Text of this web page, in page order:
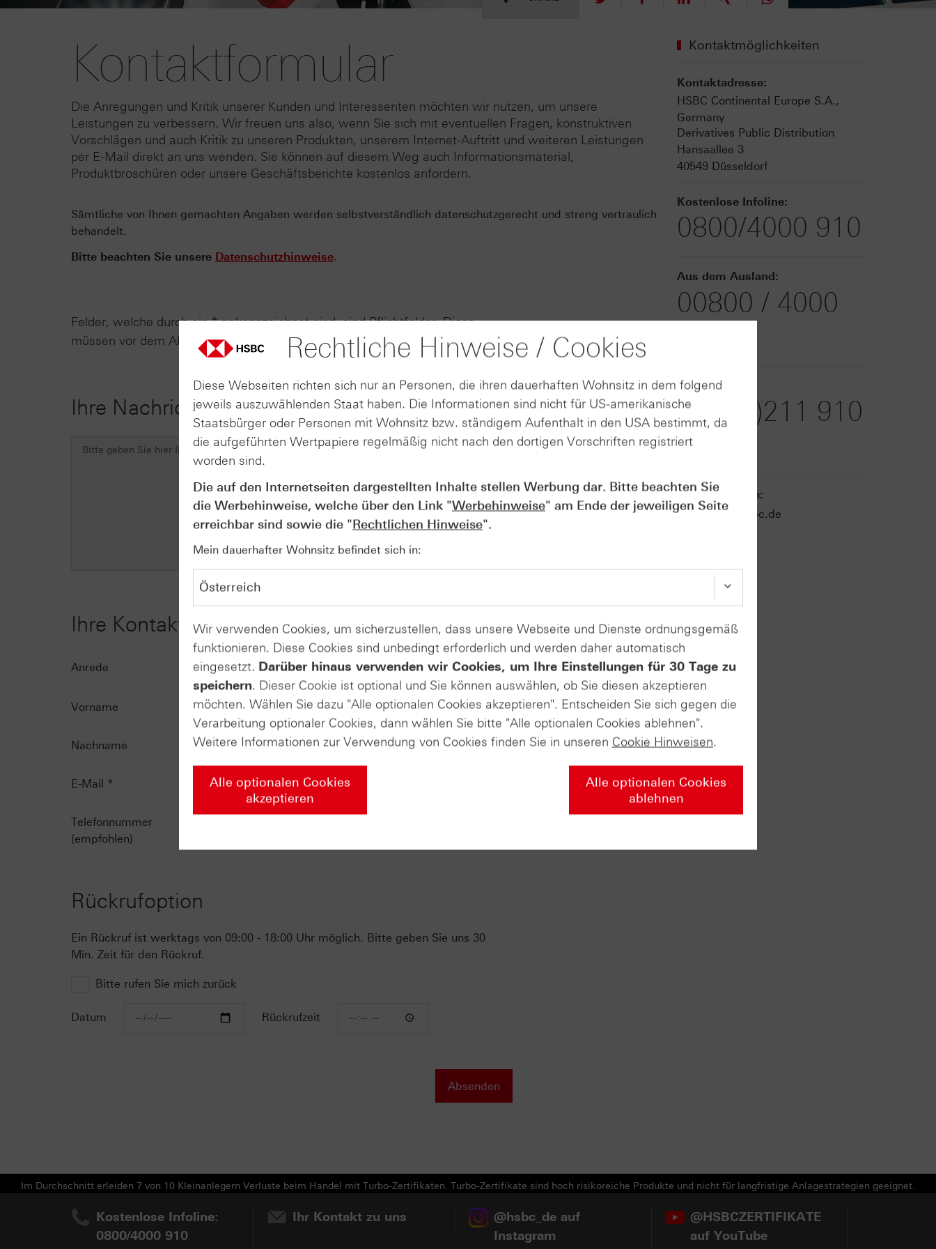
Kontaktformular
Die Anregungen und Kritik unserer Kunden und Interessenten möchten wir nutzen, um unsere
Leistungen zu verbessern. Wir freuen uns also, wenn Sie sich mit eventuellen Fragen, konstruktiven
Vorschlägen und auch Kritik zu unseren Produkten, unserem Internet-Auftritt und weiteren Leistungen
per E-Mail direkt an uns wenden. Sie können auf diesem Weg auch Informationsmaterial,
Produktbroschüren oder unsere Geschäftsberichte kostenlos anfordern.
Sämtliche von Ihnen gemachten Angaben werden selbstverständlich datenschutzgerecht und streng vertraulich
behandelt.
Bitte beachten Sie unsere Datenschutzhinweise.
Felder, welche durch ein * gekennzeichnet sind, sind Pflichtfelder. Diese
müssen vor dem Absenden des Formulars ausgefüllt werden.
Ihre Nachricht
Ihre Kontaktdaten
Anrede
Vorname
Nachname
E-Mail *
Telefonnummer
(empfohlen)
Rückrufoption
Ein Rückruf ist werktags von 09:00 - 18:00 Uhr möglich. Bitte geben Sie uns 30
Min. Zeit für den Rückruf.
Bitte rufen Sie mich zurück
Datum Rückrufzeit
Kontaktmöglichkeiten
Kontaktadresse:
HSBC Continental Europe S.A.,
Germany
Derivatives Public Distribution
Hansaallee 3
40549 Düsseldorf
Kostenlose Infoline:
0800/4000 910
Aus dem Ausland:
00800 / 4000
Telefax:
+49 (0)211 910
91936
E-Mail-Adresse:
zertifikate@hsbc.de
Im Durchschnitt erleiden 7 von 10 Kleinanlegern Verluste beim Handel mit Turbo-Zertifikaten. Turbo-Zertifikate sind hoch risikoreiche Produkte und nicht für langfristige Anlagestrategien geeignet.
Kostenlose Infoline:
0800/4000 910
Ihr Kontakt zu uns
@hsbc_de auf
Instagram
@HSBCZERTIFIKATE
auf YouTube
Rechtliche Hinweise / Cookies
Diese Webseiten richten sich nur an Personen, die ihren dauerhaften Wohnsitz in dem folgend
jeweils auszuwählenden Staat haben. Die Informationen sind nicht für US-amerikanische
Staatsbürger oder Personen mit Wohnsitz bzw. ständigem Aufenthalt in den USA bestimmt, da
die aufgeführten Wertpapiere regelmäßig nicht nach den dortigen Vorschriften registriert
worden sind.
Die auf den Internetseiten dargestellten Inhalte stellen Werbung dar. Bitte beachten Sie
die Werbehinweise, welche über den Link "Werbehinweise" am Ende der jeweiligen Seite
erreichbar sind sowie die "Rechtlichen Hinweise".
Mein dauerhafter Wohnsitz befindet sich in:
Wir verwenden Cookies, um sicherzustellen, dass unsere Webseite und Dienste ordnungsgemäß
funktionieren. Diese Cookies sind unbedingt erforderlich und werden daher automatisch
eingesetzt. Darüber hinaus verwenden wir Cookies, um Ihre Einstellungen für 30 Tage zu
speichern. Dieser Cookie ist optional und Sie können auswählen, ob Sie diesen akzeptieren
möchten. Wählen Sie dazu "Alle optionalen Cookies akzeptieren". Entscheiden Sie sich gegen die
Verarbeitung optionaler Cookies, dann wählen Sie bitte "Alle optionalen Cookies ablehnen".
Weitere Informationen zur Verwendung von Cookies finden Sie in unseren Cookie Hinweisen.
Alle optionalen Cookies
akzeptieren
Alle optionalen Cookies
ablehnen